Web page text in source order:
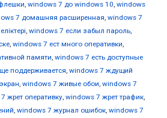
, windows 7 до windows 10, windows
7 домашняя расширенная, windows 7
, windows 7 если забыл пароль,
, windows 7 ест много оперативки,
памяти, windows 7 есть доступные
поддерживается, windows 7 ждущий
, windows 7 живые обои, windows 7
жрет оперативку, windows 7 жрет трафик,
, windows 7 журнал ошибок, windows 7